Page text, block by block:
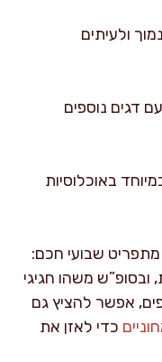
ולעיתים
עם דגים נוספים
באוכלוסיות
שבועי חכם:
ובסופ”ש משהו חגיגי
אפשר להציץ גם
כדי לאזן את